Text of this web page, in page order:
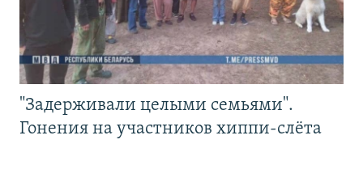
"Задерживали целыми семьями".
Гонения на участников хиппи-слёта